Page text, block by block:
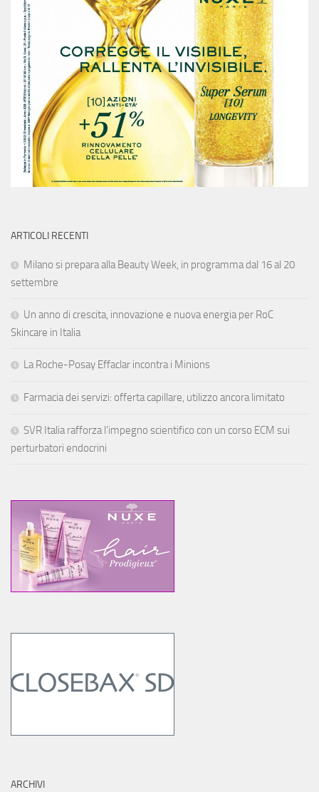
ARTICOLI RECENTI
Milano si prepara alla Beauty Week, in programma dal 16 al 20
settembre
Un anno di crescita, innovazione e nuova energia per RoC
Skincare in Italia
La Roche-Posay Effaclar incontra i Minions
Farmacia dei servizi: offerta capillare, utilizzo ancora limitato
SVR Italia rafforza l’impegno scientifico con un corso ECM sui
perturbatori endocrini
ARCHIVI